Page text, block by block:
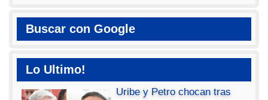
Buscar con Google
Lo Ultimo!
Uribe y Petro chocan tras